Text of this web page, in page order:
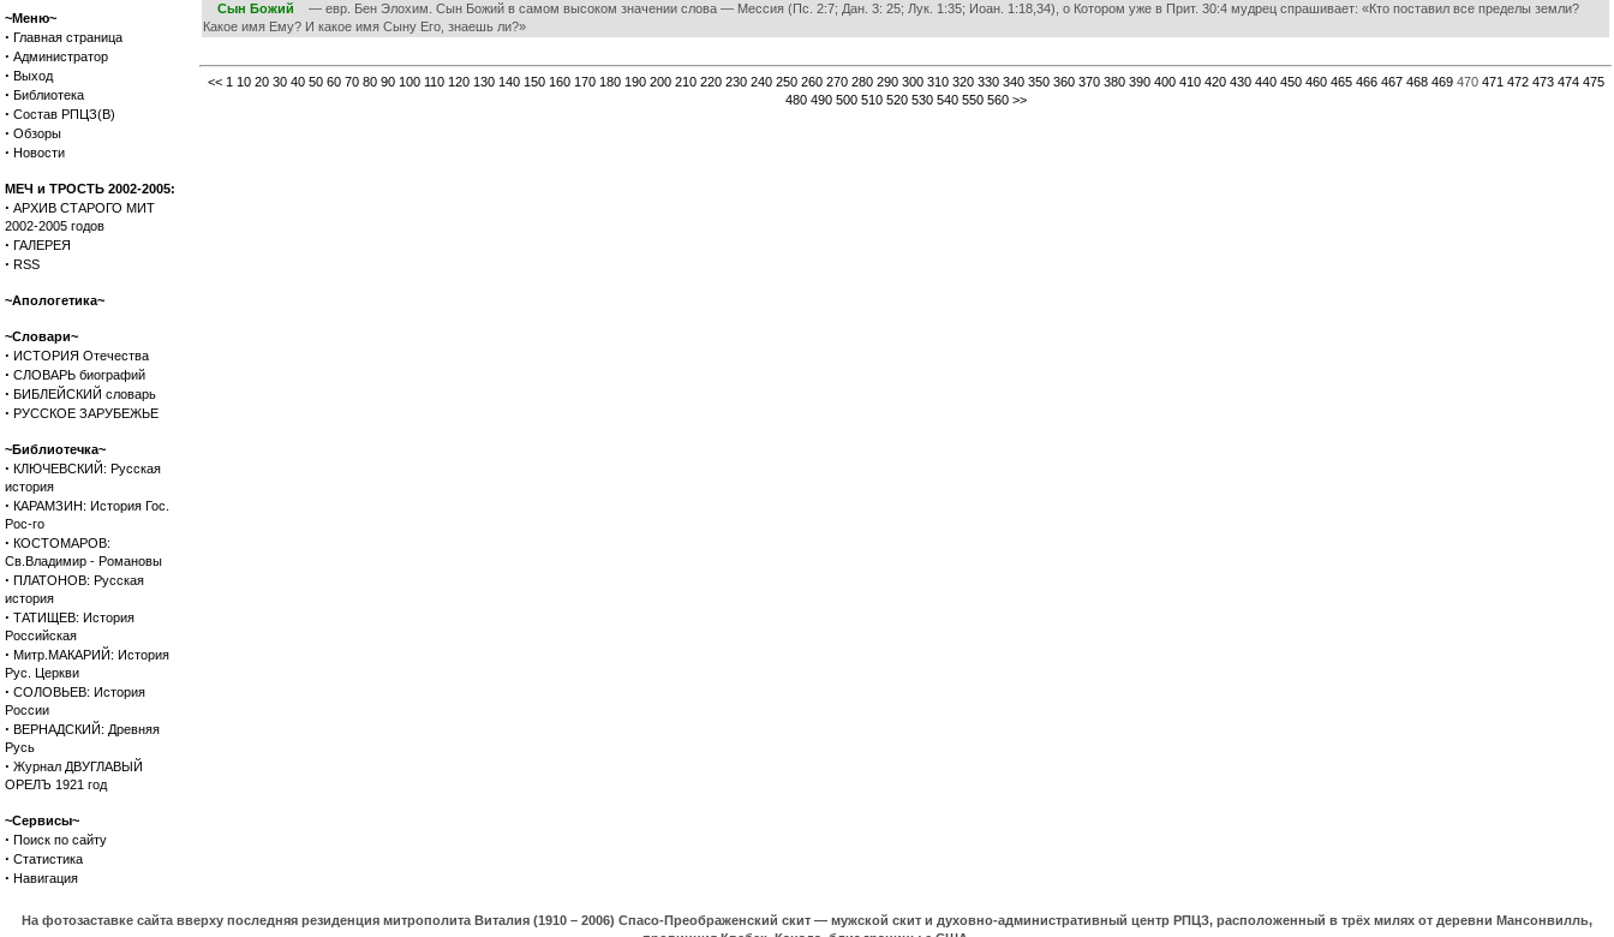
~Меню~
· Главная страница
· Администратор
· Выход
· Библиотека
· Состав РПЦЗ(В)
· Обзоры
· Новости
МЕЧ и ТРОСТЬ 2002-2005:
· АРХИВ СТАРОГО МИТ
2002-2005 годов
· ГАЛЕРЕЯ
· RSS
~Апологетика~
~Словари~
· ИСТОРИЯ Отечества
· СЛОВАРЬ биографий
· БИБЛЕЙСКИЙ словарь
· РУССКОЕ ЗАРУБЕЖЬЕ
~Библиотечка~
· КЛЮЧЕВСКИЙ: Русская
история
· КАРАМЗИН: История Гос.
Рос-го
· КОСТОМАРОВ:
Св.Владимир - Романовы
· ПЛАТОНОВ: Русская
история
· ТАТИЩЕВ: История
Российская
· Митр.МАКАРИЙ: История
Рус. Церкви
· СОЛОВЬЕВ: История
России
· ВЕРНАДСКИЙ: Древняя
Русь
· Журнал ДВУГЛАВЫЙ
ОРЕЛЪ 1921 год
~Сервисы~
· Поиск по сайту
· Статистика
· Навигация
Сын Божий — евр. Бен Элохим. Сын Божий в самом высоком значении слова — Мессия (Пс. 2:7; Дан. 3: 25; Лук. 1:35; Иоан. 1:18,34), о Котором уже в Прит. 30:4 мудрец спрашивает: «Кто поставил все пределы земли?
Какое имя Ему? И какое имя Сыну Его, знаешь ли?»
<< 1 10 20 30 40 50 60 70 80 90 100 110 120 130 140 150 160 170 180 190 200 210 220 230 240 250 260 270 280 290 300 310 320 330 340 350 360 370 380 390 400 410 420 430 440 450 460 465 466 467 468 469470 471 472 473 474 475
480 490 500 510 520 530 540 550 560 >>
На фотозаставке сайта вверху последняя резиденция митрополита Виталия (1910 – 2006) Спасо-Преображенский скит — мужской скит и духовно-административный центр РПЦЗ, расположенный в трёх милях от деревни Мансонвилль,